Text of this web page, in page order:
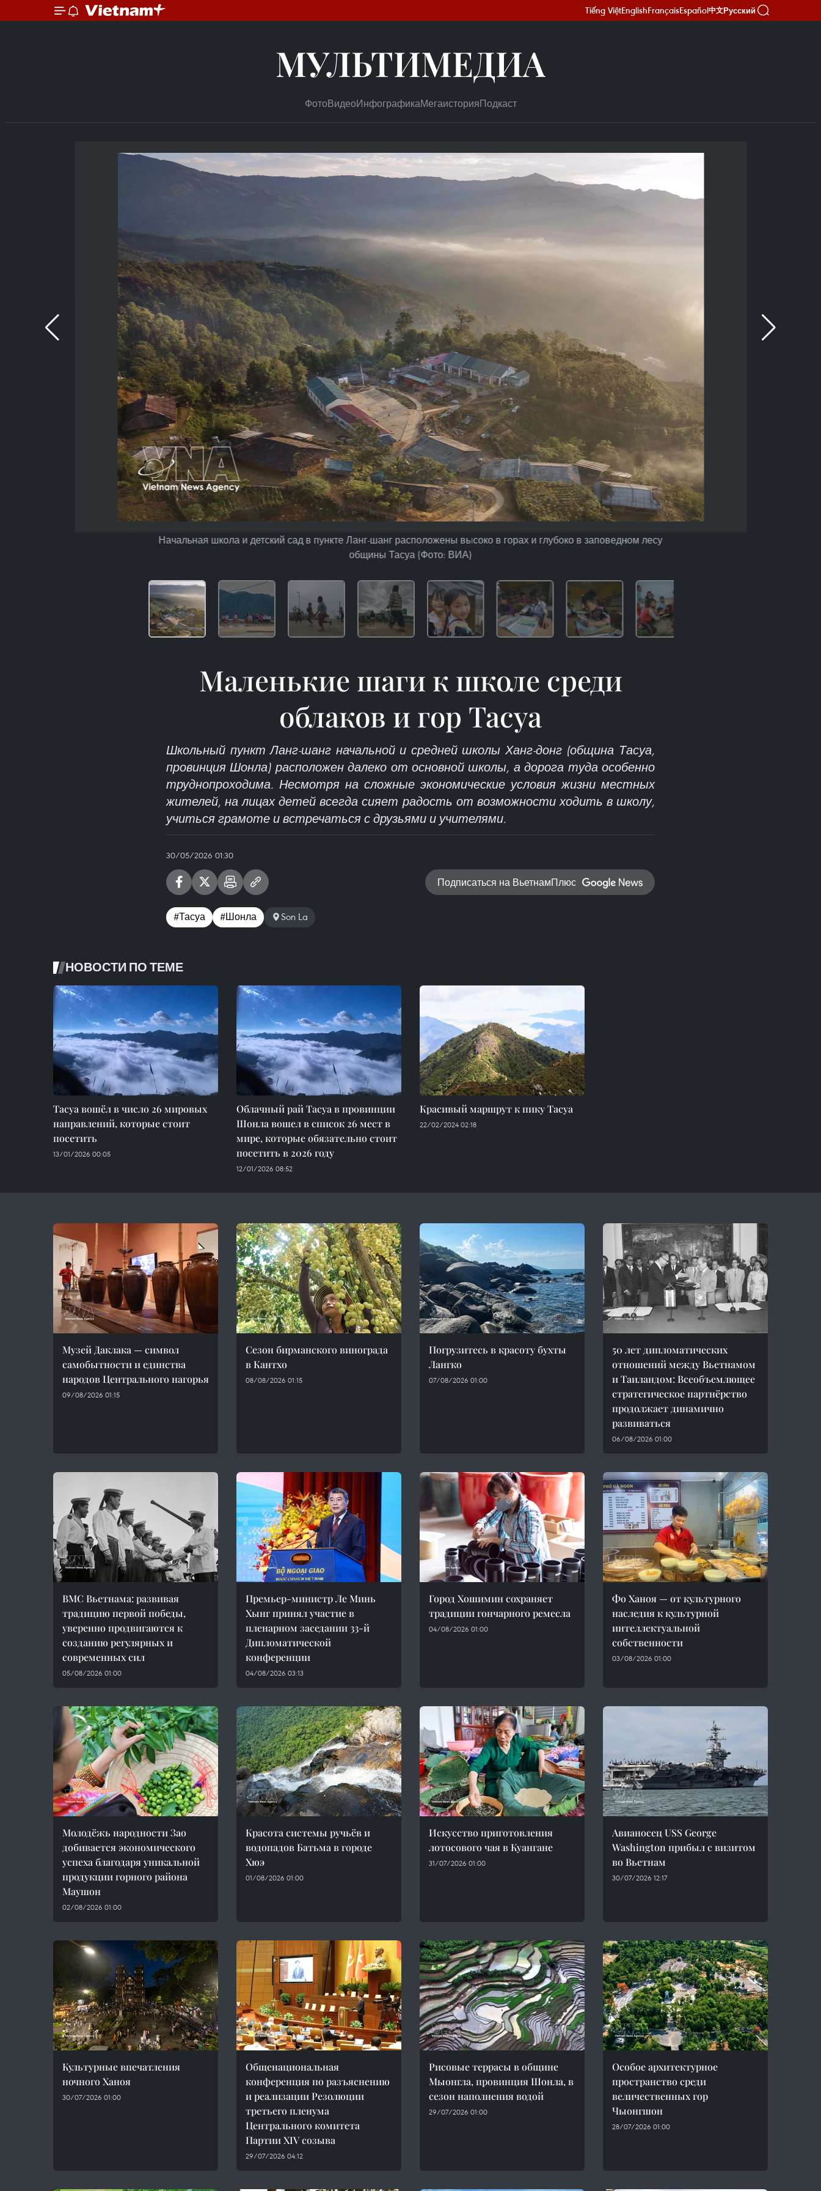
Tiếng ViệtEnglishFrançaisEspañol中文Русский
МУЛЬТИМЕДИА
ФотоВидеоИнфографикаМегаисторияПодкаст
Начальная школа и детский сад в пункте Ланг-шанг расположены высоко в горах и глубоко в заповедном лесу
общины Тасуа (Фото: ВИА)
Маленькие шаги к школе среди
облаков и гор Тасуа
Школьный пункт Ланг-шанг начальной и средней школы Ханг-донг (община Тасуа,
провинция Шонла) расположен далеко от основной школы, а дорога туда особенно
труднопроходима. Несмотря на сложные экономические условия жизни местных
жителей, на лицах детей всегда сияет радость от возможности ходить в школу,
учиться грамоте и встречаться с друзьями и учителями.
30/05/2026 01:30
Подписаться на ВьетнамПлюс
#Тасуа #Шонла Son La
НОВОСТИ ПО ТЕМЕ
Тасуа вошёл в число 26 мировых
направлений, которые стоит
посетить
13/01/2026 00:05
Облачный рай Тасуа в провинции
Шонла вошел в список 26 мест в
мире, которые обязательно стоит
посетить в 2026 году
12/01/2026 08:52
Красивый маршрут к пику Тасуа
22/02/2024 02:18
Музей Даклака — символ
самобытности и единства
народов Центрального нагорья
09/08/2026 01:15
Сезон бирманского винограда
в Кантхо
08/08/2026 01:15
Погрузитесь в красоту бухты
Лангко
07/08/2026 01:00
50 лет дипломатических
отношений между Вьетнамом
и Таиландом: Всеобъемлющее
стратегическое партнёрство
продолжает динамично
развиваться
06/08/2026 01:00
ВМС Вьетнама: развивая
традицию первой победы,
уверенно продвигаются к
созданию регулярных и
современных сил
05/08/2026 01:00
Премьер-министр Ле Минь
Хынг принял участие в
пленарном заседании 33-й
Дипломатической
конференции
04/08/2026 03:13
Город Хошимин сохраняет
традиции гончарного ремесла
04/08/2026 01:00
Фо Ханоя — от культурного
наследия к культурной
интеллектуальной
собственности
03/08/2026 01:00
Молодёжь народности Зао
добивается экономического
успеха благодаря уникальной
продукции горного района
Маушон
02/08/2026 01:00
Красота системы ручьёв и
водопадов Батьма в городе
Хюэ
01/08/2026 01:00
Искусство приготовления
лотосового чая в Куангане
31/07/2026 01:00
Авианосец USS George
Washington прибыл с визитом
во Вьетнам
30/07/2026 12:17
Культурные впечатления
ночного Ханоя
30/07/2026 01:00
Общенациональная
конференция по разъяснению
и реализации Резолюции
третьего пленума
Центрального комитета
Партии XIV созыва
29/07/2026 04:12
Рисовые террасы в общине
Мыонгла, провинция Шонла, в
сезон наполнения водой
29/07/2026 01:00
Особое архитектурное
пространство среди
величественных гор
Чыонгшон
28/07/2026 01:00